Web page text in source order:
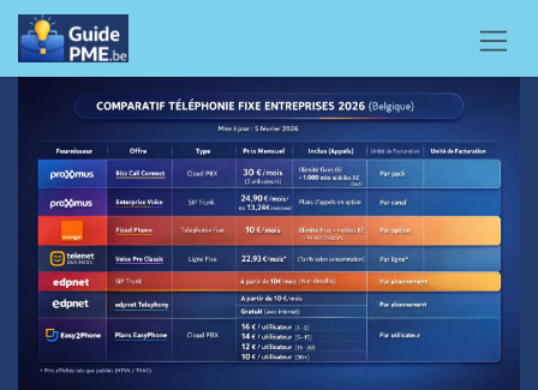
Se rendre au contenu